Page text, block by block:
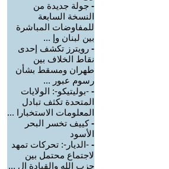
- جولة جديدة من
النسخة السابعة
للمفاوضات المباشرة
بين لبنان وإ ...
- رويترز تكشف إحدى
نقاط الخلاف بين
طهران ومسقط بشأن
رسوم عبور ...
- -بوليتيكو-: الولايات
المتحدة تكثف تبادل
المعلومات الاستخبارا ...
-كييف تخسر البحر
الأسود
- -الديار-: تحركات تمهد
لاجتماع محتمل بين
حزب الله والقيادة ال ...